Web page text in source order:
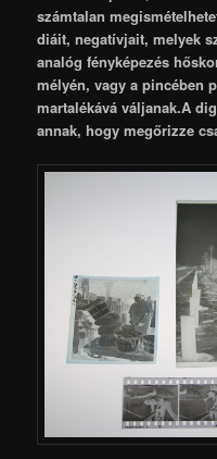
számtalan
diáit, negatívjait, melyek
analóg fényképezés
mélyén, vagy a pincében
martalékává váljanak.A
annak, hogy megőrizze